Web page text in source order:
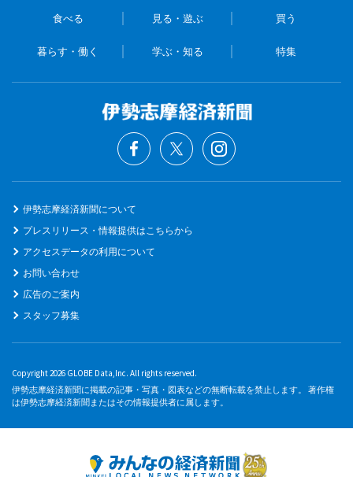
食べる 見る・遊ぶ 買う
暮らす・働く 学ぶ・知る 特集
伊勢志摩経済新聞について
プレスリリース・情報提供はこちらから
アクセスデータの利用について
お問い合わせ
広告のご案内
スタッフ募集
Copyright 2026 GLOBE Data,Inc. All rights reserved.
伊勢志摩経済新聞に掲載の記事・写真・図表などの無断転載を禁止します。 著作権
は伊勢志摩経済新聞またはその情報提供者に属します。